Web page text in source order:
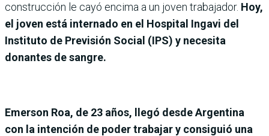
construcción le cayó encima a un joven trabajador. Hoy,
el joven está internado en el Hospital Ingavi del
Instituto de Previsión Social (IPS) y necesita
donantes de sangre.
Emerson Roa, de 23 años, llegó desde Argentina
con la intención de poder trabajar y consiguió una